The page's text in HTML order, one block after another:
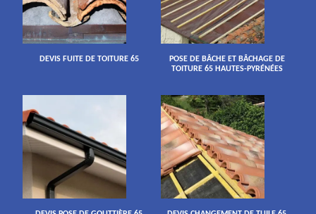
DEVIS FUITE DE TOITURE 65
POSE DE BÂCHE ET BÂCHAGE DE
TOITURE 65 HAUTES-PYRÉNÉES